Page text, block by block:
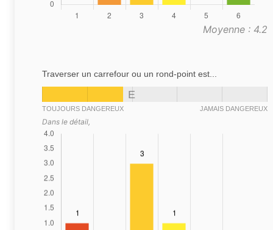
Moyenne : 4.2
Traverser un carrefour ou un rond-point est...
E
TOUJOURS DANGEREUX JAMAIS DANGEREUX
Dans le détail,